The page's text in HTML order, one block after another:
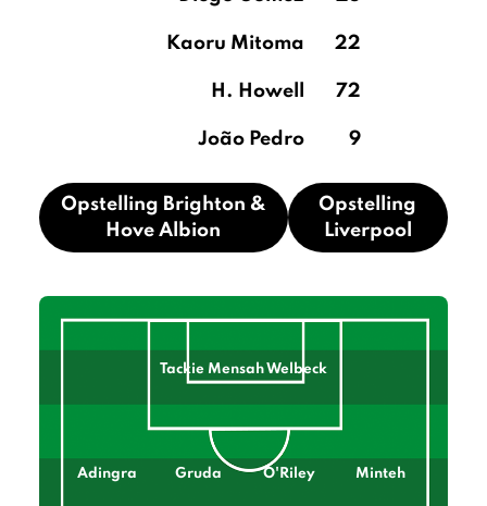
Kaoru Mitoma 22
H. Howell 72
João Pedro 9
Opstelling Brighton &
Hove Albion
Opstelling
Liverpool
Tackie Mensah Welbeck
Adingra Gruda O'Riley Minteh